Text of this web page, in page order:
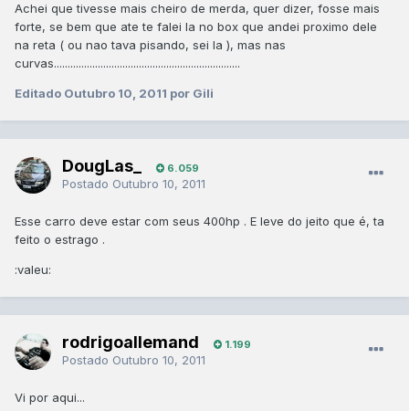
Achei que tivesse mais cheiro de merda, quer dizer, fosse mais
forte, se bem que ate te falei la no box que andei proximo dele
na reta ( ou nao tava pisando, sei la ), mas nas
curvas....................................................................
Editado Outubro 10, 2011 por Gili
DougLas_ 6.059
Postado Outubro 10, 2011
Esse carro deve estar com seus 400hp . E leve do jeito que é, ta
feito o estrago .
:valeu:
rodrigoallemand 1.199
Postado Outubro 10, 2011
Vi por aqui...